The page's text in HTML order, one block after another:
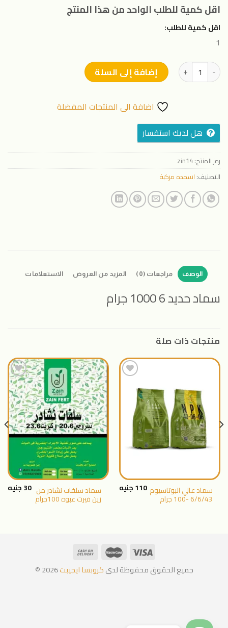
اقل كمية للطلب الواحد من هذا المنتج
اقل كمية للطلب:
1
كمية سماد حديد 13% 1000 جرام إضافة إلى السلة
اضافة الى المنتجات المفضلة
هل لديك استفسار
رمز المنتج:zin14
التصنيف: اسمده مركبة
الوصف مراجعات (0) المزيد من العروض الاستعلامات
سماد حديد 6 1000 جرام
منتجات ذات صلة
المنتجات
المفضلة
سماد عالي البوتاسيوم
6/6/43 -100 جرام
110جنيه
اضافة
الى
المنتجات
المفضلة
سماد سلفات نشادر من
زين فيرت عبوه 100جرام
30جنيه
جميع الحقوق محفوظة لدىكروبسا ايجيبت2026 ©